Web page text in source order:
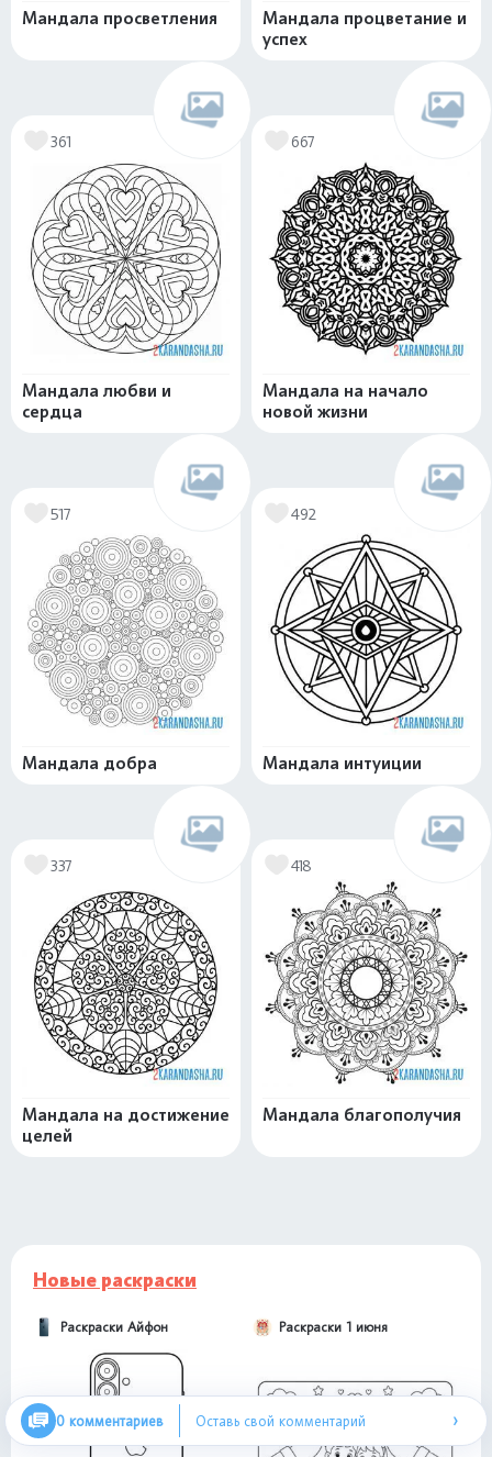
Мандала просветления
Мандала процветание и
успех
361
Мандала любви и
сердца
667
Мандала на начало
новой жизни
517
Мандала добра
492
Мандала интуиции
337
Мандала на достижение
целей
418
Мандала благополучия
Новые раскраски
Раскраски Айфон Раскраски 1 июня
0 комментариев Оставь свой комментарий ›